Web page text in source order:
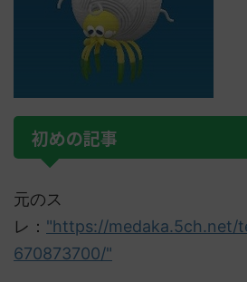
初めの記事
元のス
レ： "https://medaka.5ch.net/
670873700/"